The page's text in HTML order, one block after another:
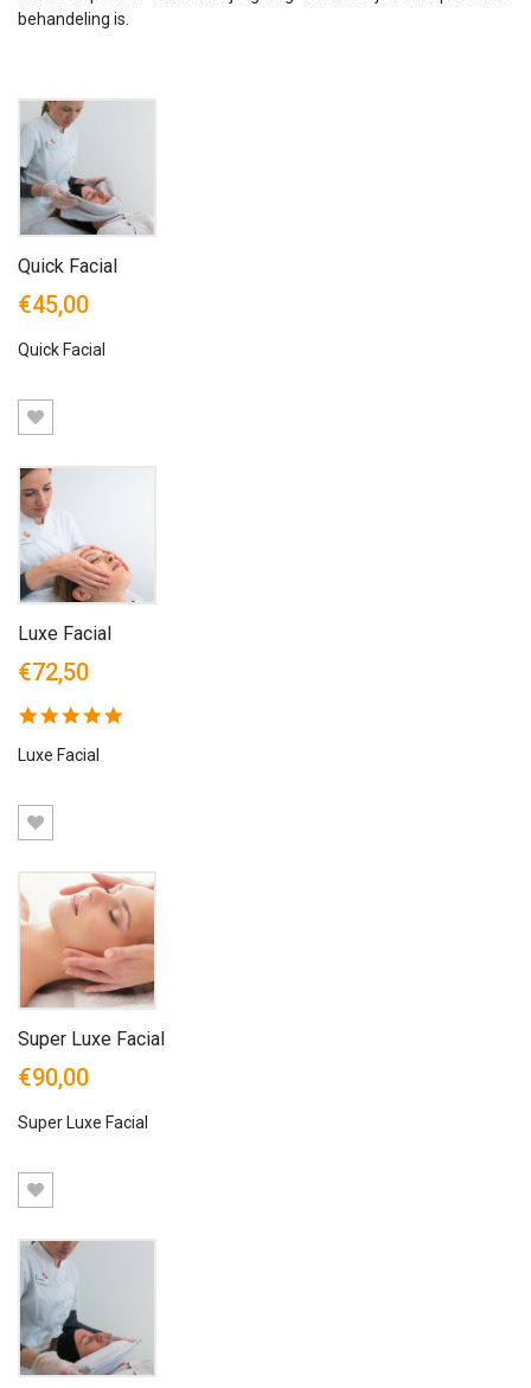
behandeling is.
Quick Facial
€45,00
Quick Facial
Luxe Facial
€72,50
Luxe Facial
Super Luxe Facial
€90,00
Super Luxe Facial